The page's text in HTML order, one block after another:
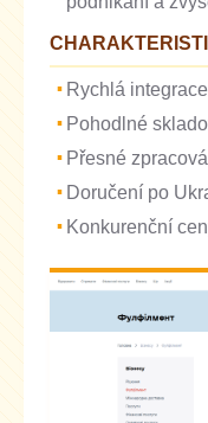
Rychlá
Pohodlné
Přesné
Doručení po
Konkurenční